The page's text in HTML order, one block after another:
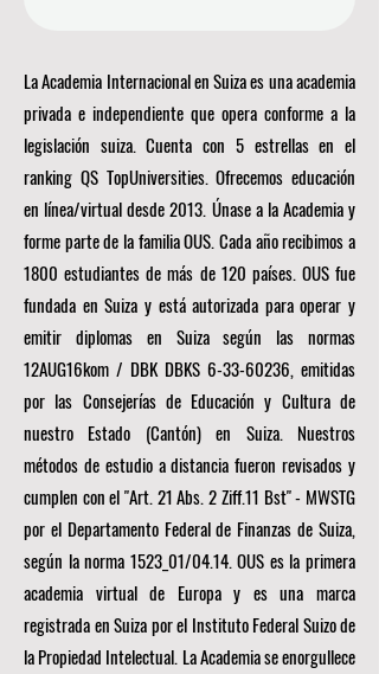
La Academia Internacional en Suiza es una academia
privada e independiente que opera conforme a la
legislación suiza. Cuenta con 5 estrellas en el
ranking QS TopUniversities. Ofrecemos educación
en línea/virtual desde 2013. Únase a la Academia y
forme parte de la familia OUS. Cada año recibimos a
1800 estudiantes de más de 120 países. OUS fue
fundada en Suiza y está autorizada para operar y
emitir diplomas en Suiza según las normas
12AUG16kom / DBK DBKS 6-33-60236, emitidas
por las Consejerías de Educación y Cultura de
nuestro Estado (Cantón) en Suiza. Nuestros
métodos de estudio a distancia fueron revisados y
cumplen con el "Art. 21 Abs. 2 Ziff.11 Bst" - MWSTG
por el Departamento Federal de Finanzas de Suiza,
según la norma 1523_01/04.14. OUS es la primera
academia virtual de Europa y es una marca
registrada en Suiza por el Instituto Federal Suizo de
la Propiedad Intelectual. La Academia se enorgullece